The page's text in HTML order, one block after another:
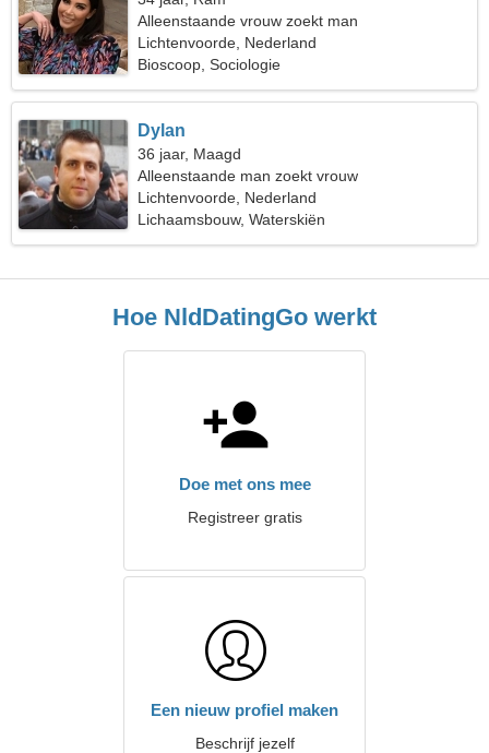
Alleenstaande vrouw zoekt man
Lichtenvoorde, Nederland
Bioscoop, Sociologie
Dylan
36 jaar, Maagd
Alleenstaande man zoekt vrouw
Lichtenvoorde, Nederland
Lichaamsbouw, Waterskiën
Hoe NldDatingGo werkt
Doe met ons mee
Registreer gratis
Een nieuw profiel maken
Beschrijf jezelf